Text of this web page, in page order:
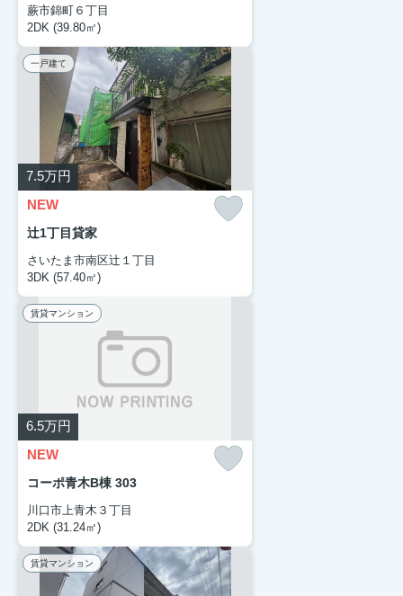
蕨市錦町６丁目
2DK (39.80㎡)
一戸建て
7.5万円
NEW
辻1丁目貸家
さいたま市南区辻１丁目
3DK (57.40㎡)
賃貸マンション
6.5万円
NEW
コーポ青木B棟 303
川口市上青木３丁目
2DK (31.24㎡)
賃貸マンション